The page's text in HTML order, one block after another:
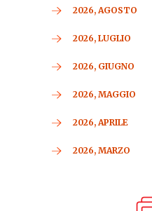
2026, AGOSTO
2026, LUGLIO
2026, GIUGNO
2026, MAGGIO
2026, APRILE
2026, MARZO